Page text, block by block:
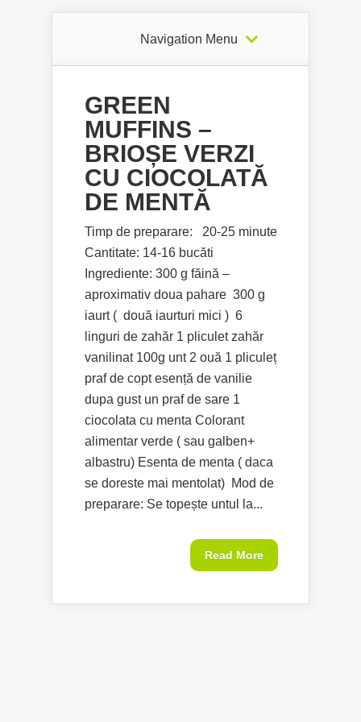
Navigation Menu
GREEN
MUFFINS –
BRIOȘE VERZI
CU CIOCOLATĂ
DE MENTĂ
Timp de preparare: 20-25 minute
Cantitate: 14-16 bucăti
Ingrediente: 300 g făină –
aproximativ doua pahare 300 g
iaurt ( două iaurturi mici ) 6
linguri de zahăr 1 pliculet zahăr
vanilinat 100g unt 2 ouă 1 pliculeț
praf de copt esență de vanilie
dupa gust un praf de sare 1
ciocolata cu menta Colorant
alimentar verde ( sau galben+
albastru) Esenta de menta ( daca
se doreste mai mentolat) Mod de
preparare: Se topește untul la...
Read More